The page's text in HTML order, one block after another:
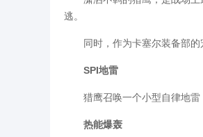
逃。
同时，作为卡塞尔装备部的
SPI地雷
猎鹰召唤一个小型自律地雷
热能爆轰